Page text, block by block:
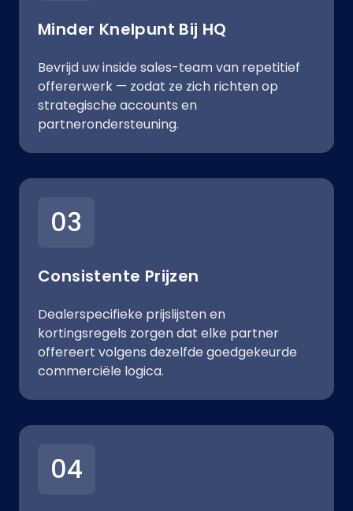
Minder Knelpunt Bij HQ
Bevrijd uw inside sales-team van repetitief
offererwerk — zodat ze zich richten op
strategische accounts en
partnerondersteuning.
03
Consistente Prijzen
Dealerspecifieke prijslijsten en
kortingsregels zorgen dat elke partner
offereert volgens dezelfde goedgekeurde
commerciële logica.
04